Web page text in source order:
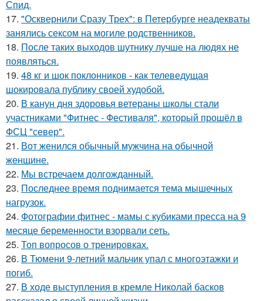
Спид.
17. "Осквернили Сразу Трех": в Петербурге неадекваты
занялись сексом на могиле родственников.
18. После таких выходов шутнику лучше на людях не
появляться.
19. 48 кг и шок поклонников - как телеведущая
шокировала публику своей худобой.
20. В канун дня здоровья ветераны школы стали
участниками "Фитнес - Фестиваля", который прошёл в
ФСЦ "север".
21. Вот женился обычный мужчина на обычной
женщине.
22. Мы встречаем долгожданный.
23. Последнее время поднимается тема мышечных
нагрузок.
24. Фотографии фитнес - мамы с кубиками пресса на 9
месяце беременности взорвали сеть.
25. Топ вопросов о тренировках.
26. В Тюмени 9-летний мальчик упал с многоэтажки и
погиб.
27. В ходе выступления в кремле Николай басков